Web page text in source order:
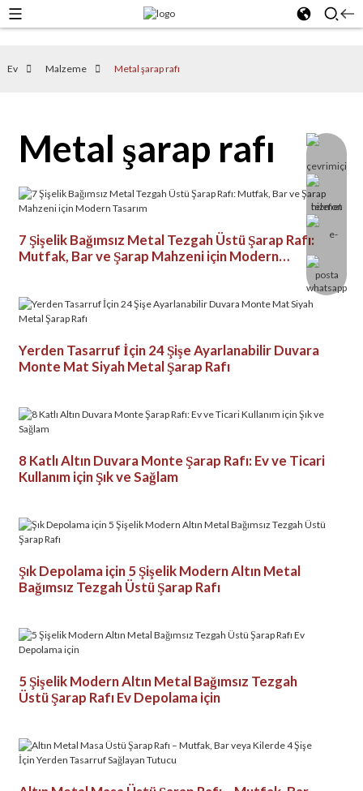
Ev Malzeme Metal şarap rafı
Metal şarap rafı
7 Şişelik Bağımsız Metal Tezgah Üstü Şarap Rafı:
Mutfak, Bar ve Şarap Mahzeni için Modern
Yerden Tasarruf İçin 24 Şişe Ayarlanabilir Duvara
Monte Mat Siyah Metal Şarap Rafı
8 Katlı Altın Duvara Monte Şarap Rafı: Ev ve Ticari
Kullanım için Şık ve Sağlam
Şık Depolama için 5 Şişelik Modern Altın Metal
Bağımsız Tezgah Üstü Şarap Rafı
5 Şişelik Modern Altın Metal Bağımsız Tezgah
Üstü Şarap Rafı Ev Depolama için